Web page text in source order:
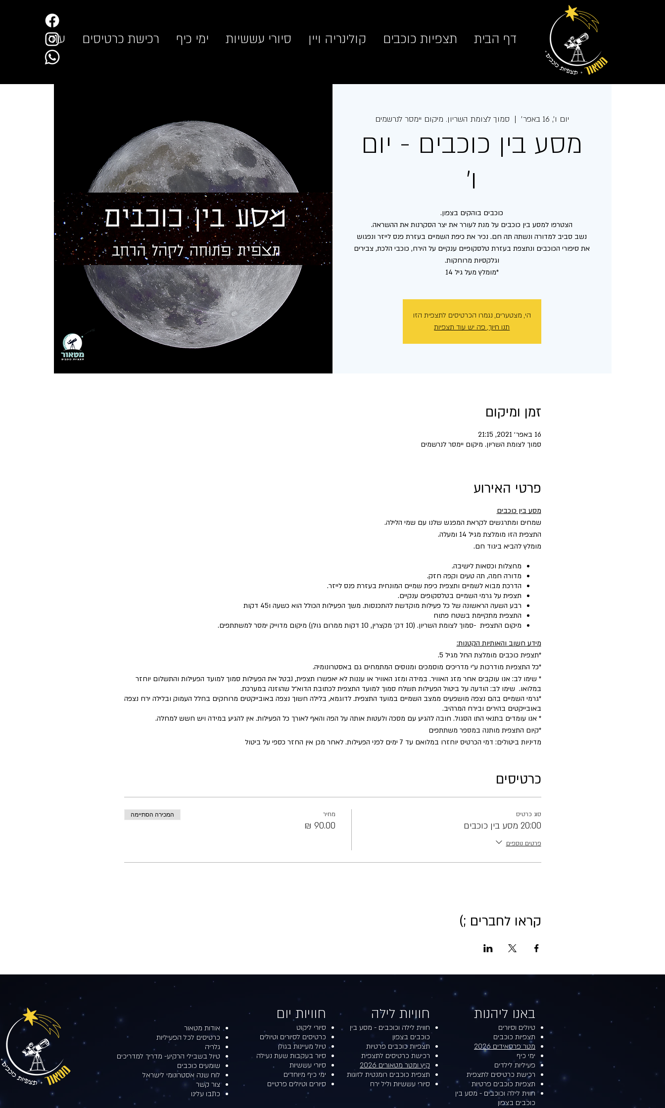
דף הבית תצפיות כוכבים קולינריה ויין סיורי עששיות ימי כיף רכישת כרטיסים עוד
יום ו׳, 16 באפר׳
  |
סמוך לצומת השריון. מיקום יימסר לנרשמים
מסע בין כוכבים - יום
ו׳
כוכבים בוהקים בצפון.
הצטרפו למסע בין כוכבים על מנת לעורר את יצר הסקרנות את ההשראה.
נשב סביב למדורה ונשתה תה חם. נכיר את כיפת השמיים בעזרת פנס לייזר ונפגוש
את סיפורי הכוכבים ונתצפת בעזרת טלסקופיים ענקיים על הירח, כוכבי הלכת, צבירים
*מומלץ מעל גיל 14
הי, מצטערים, נגמרו הכרטיסים לתצפית הזו
תנו חיוך, פה יש עוד תצפיות
זמן ומיקום
16 באפר׳ 2021, 21:15
סמוך לצומת השריון. מיקום יימסר לנרשמים
פרטי האירוע
מסע בין כוכבים
שמחים ומתרגשים לקראת המפגש שלנו עם שמי הלילה.
התצפית הזו מומלצת מגיל 14 ומעלה.
מומלץ להביא ביגוד חם.
מחצלות וכסאות לישיבה.
מדורה חמה, תה טעים וקפה חזק.
הדרכת מבוא לשמיים ותצפית כיפת שמיים המונחית בעזרת פנס לייזר.
תצפית על גרמי השמיים בטלסקופים ענקיים.
רבע השעה הראשונה של כל פעילות מוקדשת להתכנסות. משך הפעילות הכולל הוא כשעה ו45 דקות
התצפית מתקיימת בשטח פתוח
מיקום התצפית -סמוך לצומת השריון. (10 דק׳ מקצרין, 10 דקות ממרום גולן) מיקום מדוייק ימסר למשתתפים.
מידע חשוב והאותיות הקטנות:
*תצפית כוכבים מומלצת החל מגיל 5.
*כל התצפיות מודרכות ע״י מדריכים מוסמכים ומנוסים המתמחים גם באסטרונומיה.
* שימו לב: אנו עוקבים אחר מזג האוויר. במידה ומזג האוויר או עננות לא יאפשרו תצפית, נבטל את הפעילות סמוך למועד הפעילות והתשלום יוחזר
במלואו. שימו לב: הודעה על ביטול הפעילות תשלח סמוך למועד התצפית לכתובת הדוא״ל שהוזנה במערכת.
*גרמי השמיים בהם נצפה מושפעים ממצב השמיים במועד התצפית. לדוגמא, בלילה חשוך נצפה באובייקטים מרוחקים בחלל העמוק ובלילה ירח נצפה
באובייקטים בהירים ובירח המרהיב.
* אנו עומדים בתנאי התו הסגול. חובה להגיע עם מסכה ולעטות אותה על הפה והאף לאורך כל הפעילות. אין להגיע במידה ויש חשש למחלה.
​*קיום התצפית מותנה במספר משתתפים
מדיניות ביטולים: דמי הכרטיס יוחזרו במלואם עד 7 ימים לפני הפעילות. לאחר מכן אין החזר כספי על ביטול
כרטיסים
סוג כרטיס
20:00 מסע בין כוכבים
פרטים נוספים
מחיר המכירה הסתיימה
קראו לחברים ;)
חוויות יום​
סיורי ליקוט
כרטיסים לסיורים וטיולים
טיול מעיינות בגולן
סיור בעקבות שעת נעילה
סיורי עששיות
ימי כיף מיוחדים
סיורים וטיולים פרטיים
אודות מטאור
כרטיסים לכל הפעיליות
גלריה
טיול בשבילי הרקיע- מדריך למדריכים
שומעים כוכבים
לוח שנה אסטרונומי לישראל
צור קשר
כתבו עלינו
חוויות לילה​​
חווית לילה וכוכבים - מסע בין
כוכבים בצפון
תצפיות כוכבים פרטיות
רכישת כרטיסים לתצפית
קיץ ומטר מטאורים 2026
תצפית כוכבים רומנטית לזוגות
סיורי עששיות וליל ירח
באנו ליהנות​​
טיולים וסיורים
תצפיות כוכבים
מטר פרסאידים 2026
ימי כיף
פעיליות לילדים
רכישת כרטיסים לתצפית
תצפיות כוכבים פרטיות
חווית לילה וכוכבים - מסע בין
כוכבים בצפון